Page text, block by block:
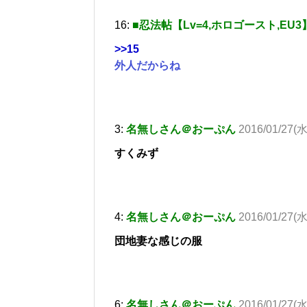
16: ■忍法帖【Lv=4,ホロゴースト,EU3
>>15
外人だからね
3: 名無しさん＠おーぷん 2016/01/27(
すくみず
4: 名無しさん＠おーぷん 2016/01/27(
団地妻な感じの服